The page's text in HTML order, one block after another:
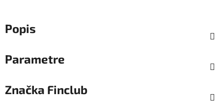
Popis
Parametre
Značka Finclub